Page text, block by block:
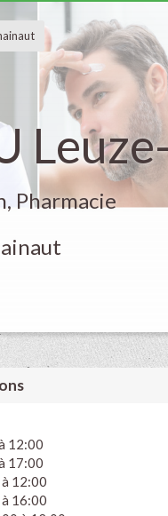
Pharmacie
12:00
17:00
12:00
16:00